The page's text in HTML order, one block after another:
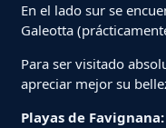
En el lado sur se
Galeotta
Para ser visitado
apreciar mejor su
Playas de Favignana: